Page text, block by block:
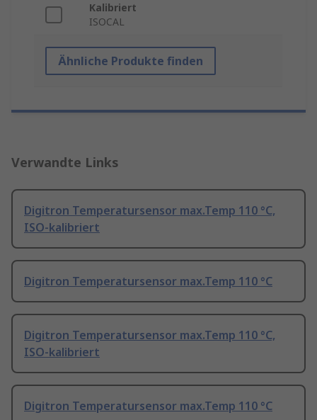
Kalibriert
ISOCAL
Ähnliche Produkte finden
Verwandte Links
Digitron Temperatursensor max.Temp 110 °C,
ISO-kalibriert
Digitron Temperatursensor max.Temp 110 °C
Digitron Temperatursensor max.Temp 110 °C,
ISO-kalibriert
Digitron Temperatursensor max.Temp 110 °C